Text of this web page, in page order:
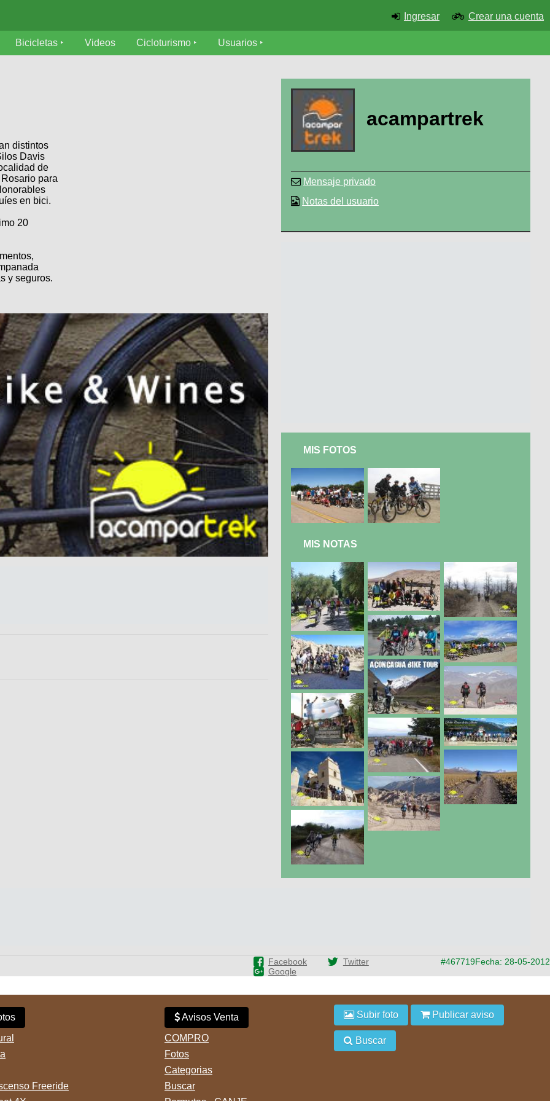
Ingresar Crear una cuenta
Bicicletas Videos Cicloturismo Usuarios
distintos
Davis
de
para
en bici.
20
y seguros.
Facebook
Twitter
Google
#467719Fecha: 28-05-2012
acampartrek
Mensaje privado
Notas del usuario
MIS FOTOS
MIS NOTAS
Freeride
Avisos Venta
COMPRO
Fotos
Categorias
Buscar
Subir foto Publicar aviso
Buscar